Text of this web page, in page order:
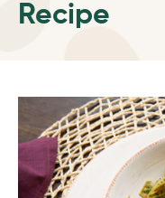
Recipe